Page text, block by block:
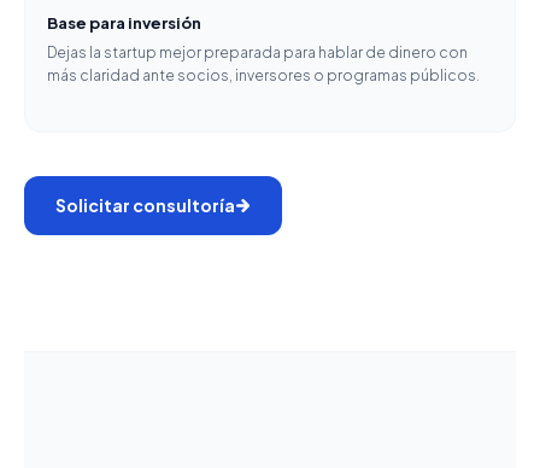
Base para inversión
Dejas la startup mejor preparada para hablar de dinero con
más claridad ante socios, inversores o programas públicos.
Solicitar consultoría